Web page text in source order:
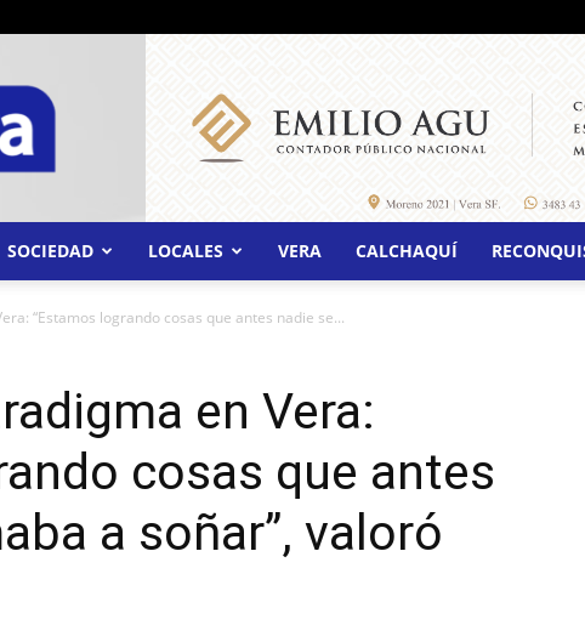
SOCIEDAD LOCALES VERA CALCHAQUÍ
“Estamos logrando cosas que antes nadie se...
en Vera:
cosas que antes
a soñar”, valoró